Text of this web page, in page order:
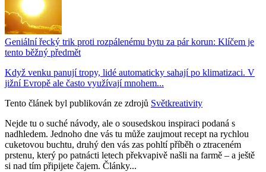
Geniální řecký trik proti rozpálenému bytu za pár korun: Klíčem je
tento běžný předmět
Když venku panují tropy, lidé automaticky sahají po klimatizaci. V
jižní Evropě ale často využívají mnohem...
Tento článek byl publikován ze zdrojů Světkreativity
Nejde tu o suché návody, ale o sousedskou inspiraci podaná s
nadhledem. Jednoho dne vás tu může zaujmout recept na rychlou
cuketovou buchtu, druhý den vás zas pohltí příběh o ztraceném
prstenu, který po patnácti letech překvapivě našli na farmě – a ještě
si nad tím připijete čajem. Články...